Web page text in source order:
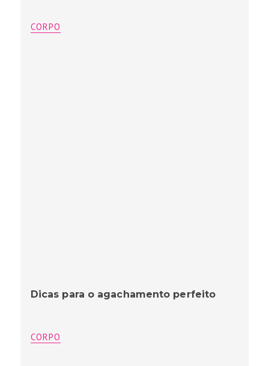
CORPO
Dicas para o agachamento perfeito
CORPO